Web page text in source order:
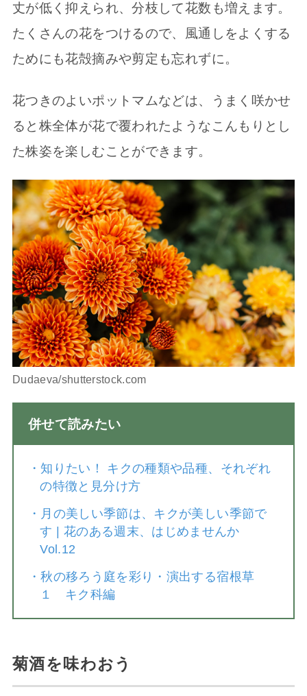
丈が低く抑えられ、分枝して花数も増えます。
たくさんの花をつけるので、風通しをよくする
ためにも花殻摘みや剪定も忘れずに。
花つきのよいポットマムなどは、うまく咲かせ
ると株全体が花で覆われたようなこんもりとし
た株姿を楽しむことができます。
Dudaeva/shutterstock.com
併せて読みたい
・ 知りたい！ キクの種類や品種、それぞれ
の特徴と見分け方
・ 月の美しい季節は、キクが美しい季節で
す | 花のある週末、はじめませんか
Vol.12
・秋の移ろう庭を彩り・演出する宿根草
１ キク科編
菊酒を味わおう